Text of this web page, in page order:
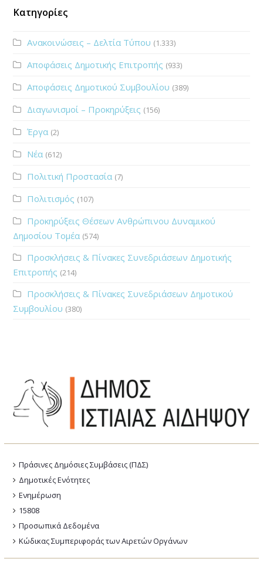
Κατηγορίες
Ανακοινώσεις – Δελτία Τύπου (1.333)
Αποφάσεις Δημοτικής Επιτροπής (933)
Αποφάσεις Δημοτικού Συμβουλίου (389)
Διαγωνισμοί – Προκηρύξεις (156)
Έργα (2)
Νέα (612)
Πολιτική Προστασία (7)
Πολιτισμός (107)
Προκηρύξεις Θέσεων Ανθρώπινου Δυναμικού
Δημοσίου Τομέα (574)
Προσκλήσεις & Πίνακες Συνεδριάσεων Δημοτικής
Επιτροπής (214)
Προσκλήσεις & Πίνακες Συνεδριάσεων Δημοτικού
Συμβουλίου (380)
Πράσινες Δημόσιες Συμβάσεις (ΠΔΣ)
Δημοτικές Ενότητες
Ενημέρωση
15808
Προσωπικά Δεδομένα
Κώδικας Συμπεριφοράς των Αιρετών Οργάνων